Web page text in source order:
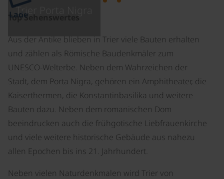
Trier Porta Nigra
Lade
Top Sehenswertes
Aus der Antike blieben in Trier viele Bauten erhalten
und zählen als Römische Baudenkmäler zum
UNESCO-Welterbe. Neben dem Wahrzeichen der
Stadt, dem Porta Nigra, gehören ein Amphitheater, die
Kaiserthermen, die Konstantinbasilika und weitere
Bauten dazu. Neben dem romanischen Dom
beeindrucken auch die frühgotische Liebfrauenkirche
und viele weitere historische Gebäude aus nahezu
allen Epochen bis ins 21. Jahrhundert.
Neben vielen Naturdenkmalen wird Trier von